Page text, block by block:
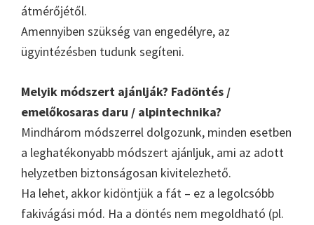
átmérőjétől.
Amennyiben szükség van engedélyre, az
ügyintézésben tudunk segíteni.
Melyik módszert ajánlják? Fadöntés /
emelőkosaras daru / alpintechnika?
Mindhárom módszerrel dolgozunk, minden esetben
a leghatékonyabb módszert ajánljuk, ami az adott
helyzetben biztonságosan kivitelezhető.
Ha lehet, akkor kidöntjük a fát – ez a legolcsóbb
fakivágási mód. Ha a döntés nem megoldható (pl.